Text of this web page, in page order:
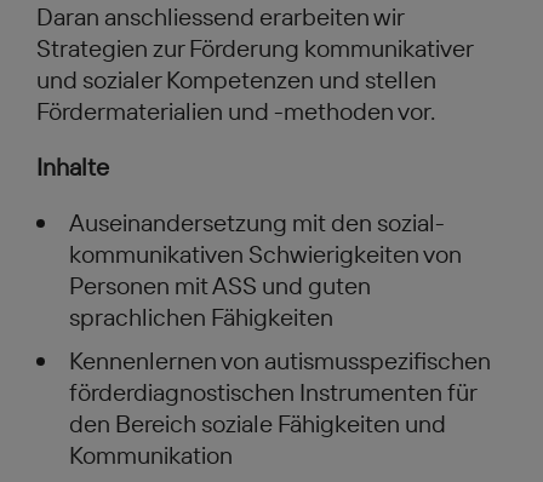
Daran anschliessend erarbeiten wir
Strategien zur Förderung kommunikativer
und sozialer Kompetenzen und stellen
Fördermaterialien und -methoden vor.
Inhalte
Auseinandersetzung mit den sozial-
kommunikativen Schwierigkeiten von
Personen mit ASS und guten
sprachlichen Fähigkeiten
Kennenlernen von autismusspezifischen
förderdiagnostischen Instrumenten für
den Bereich soziale Fähigkeiten und
Kommunikation